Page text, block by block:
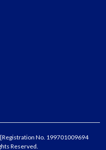
No. 199701009694
Reserved.